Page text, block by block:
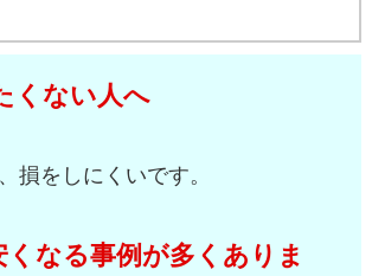
くない人へ
損をしにくいです。
くなる事例が多くありま